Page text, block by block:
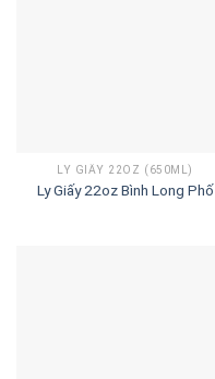
LY GIẤY 22OZ (650ML)
Ly Giấy 22oz Bình Long Phố